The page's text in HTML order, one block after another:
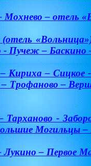
Мохнево – отель
(отель
- Пучеж – Баскино
Кириха – Сицкое -
– Трофаново –
Тарханово -
Могильцы –
Лукино – Первое